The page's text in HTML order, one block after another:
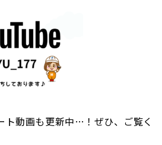
ト動画も更新中…！ぜひ、ご覧く